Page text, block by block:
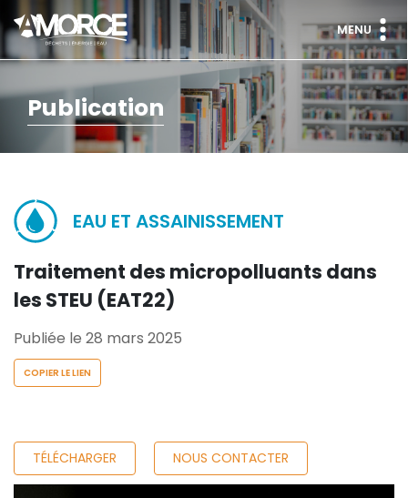
MENU
Publication
EAU ET ASSAINISSEMENT
Traitement des micropolluants dans
les STEU (EAT22)
Publiée le 28 mars 2025
COPIER LE LIEN
TÉLÉCHARGER NOUS CONTACTER